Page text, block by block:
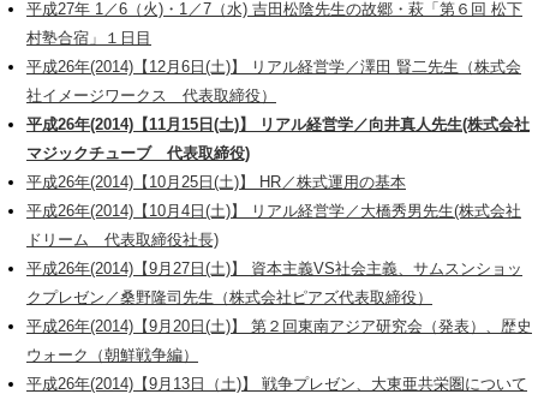
平成27年 1／6（火)・1／7（水) 吉田松陰先生の故郷・萩「第６回 松下
村塾合宿」１日目
平成26年(2014)【12月6日(土)】 リアル経営学／澤田 賢二先生（株式会
社イメージワークス 代表取締役）
平成26年(2014)【11月15日(土)】 リアル経営学／向井真人先生(株式会社
マジックチューブ 代表取締役)
平成26年(2014)【10月25日(土)】 HR／株式運用の基本
平成26年(2014)【10月4日(土)】 リアル経営学／大橋秀男先生(株式会社
ドリーム 代表取締役社長)
平成26年(2014)【9月27日(土)】 資本主義VS社会主義、サムスンショッ
クプレゼン／桑野隆司先生（株式会社ピアズ代表取締役）
平成26年(2014)【9月20日(土)】 第２回東南アジア研究会（発表）、歴史
ウォーク（朝鮮戦争編）
平成26年(2014)【9月13日（土)】 戦争プレゼン、大東亜共栄圏について